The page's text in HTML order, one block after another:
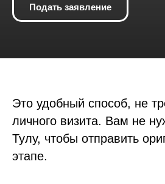
Подать заявление
Это удобный способ, не
личного визита. Вам не
Тулу, чтобы отправить
этапе.